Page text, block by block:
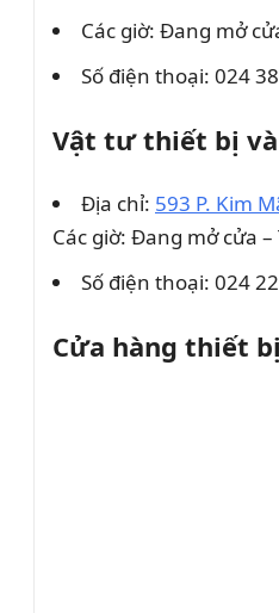
Các giờ: Đang mở
Số điện thoại: 024
Vật tư thiết bị
Địa chỉ: 593 P. Kim
Các giờ: Đang mở cửa
Số điện thoại: 024
Cửa hàng thiết